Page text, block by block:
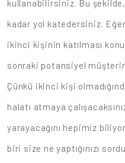
kullanabilirsiniz. Bu şekilde,
kadar yol katedersiniz.
ikinci kişinin katılması
sonraki potansiyel
Çünkü ikinci kişi
halatı atmaya
yarayacağını hepimiz
biri size ne yaptığınızı